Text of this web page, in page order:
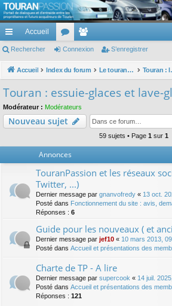
TouranPassion
Le forum des propriétaires ou futurs acquéreurs du
cc
ès
pi
de
Accueil
or
u
e
m
Rechercher Connexion S’enregistrer
Accueil Index du forum Le touran dans ses versions I (V1 V2 V3) et II ... Touran :
Touran : essuie-glaces et lave-
Modérateur : Modérateurs
Nouveau sujet
59 sujets • Page 1 sur 1
Annonces
TouranPassion et les réseaux
Twitter, ...)
Dernier message par gnanvofredy « 13 oct.
Posté dans Fonctionnement du site : avis,
Réponses : 6
Guide pour les nouveaux ( et
Dernier message par jef10 « 10 mars 2013,
Posté dans Accueil et présentations des
Charte de TP - A lire
Dernier message par supercook « 14 juil.
Posté dans Accueil et présentations des
Réponses : 121